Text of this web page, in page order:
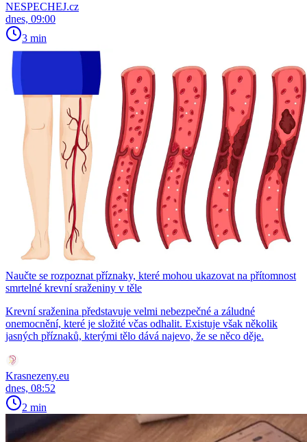
NESPECHEJ.cz
dnes, 09:00
3 min
Naučte se rozpoznat příznaky, které mohou ukazovat na přítomnost
smrtelné krevní sraženiny v těle
Krevní sraženina představuje velmi nebezpečné a záludné
onemocnění, které je složité včas odhalit. Existuje však několik
jasných příznaků, kterými tělo dává najevo, že se něco děje.
Krasnezeny.eu
dnes, 08:52
2 min